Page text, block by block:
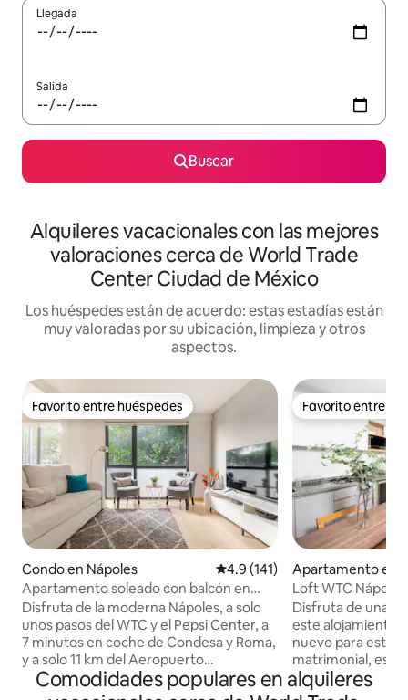
Llegada
Salida
Buscar
Alquileres vacacionales con las mejores
valoraciones cerca de World Trade
Center Ciudad de México
Los huéspedes están de acuerdo: estas estadías están
muy valoradas por su ubicación, limpieza y otros
aspectos.
Favorito entre huéspedes
Favorito entre huéspedes
Condo en Nápoles Calificación promedio: 4.9 de
4.9 (141)
Apartamento soleado con balcón en
Nápoles, cerca de Condesa-Roma
Disfruta de la moderna Nápoles, a solo
unos pasos del WTC y el Pepsi Center, a
7 minutos en coche de Condesa y Roma,
y a solo 11 km del Aeropuerto
Internacional Benito Juárez (MEX), el
Estadio GNP y el emocionante Gran
Favorito entre
Favorito entre
Apartamento en
Loft WTC
Disfruta de una
este alojamiento
nuevo para
matrimonial,
recámara con
matrimonial, un
Comodidades populares en alquileres